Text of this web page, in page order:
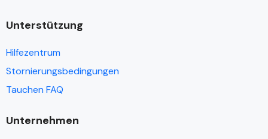
Unterstützung
Hilfezentrum
Stornierungsbedingungen
Tauchen FAQ
Unternehmen